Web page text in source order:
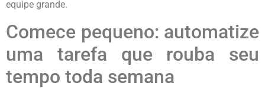
equipe grande.
Comece pequeno: automatize
uma tarefa que rouba seu
tempo toda semana